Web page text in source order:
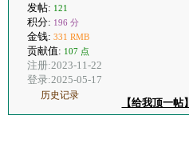
发帖: 121
积分: 196 分
金钱: 331 RMB
贡献值: 107 点
注册:2023-11-22
登录:2025-05-17
历史记录
【给我顶一帖】